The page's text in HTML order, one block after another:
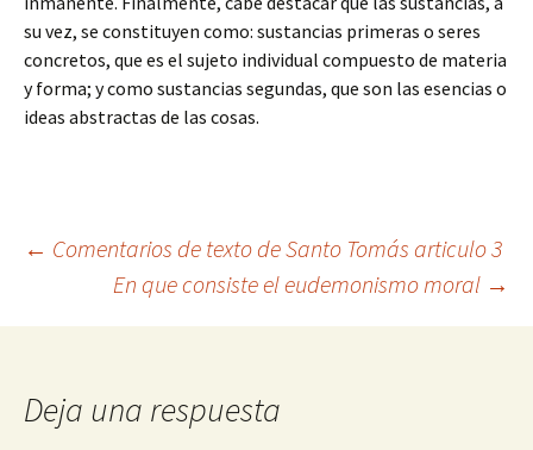
su vez, se constituyen como: sustancias primeras o seres
concretos, que es el sujeto individual compuesto de materia
y forma; y como sustancias segundas, que son las esencias o
ideas abstractas de las cosas.
Navegación
de
entradas
← Comentarios de texto de Santo Tomás articulo 3
En que consiste el eudemonismo moral →
Deja una respuesta